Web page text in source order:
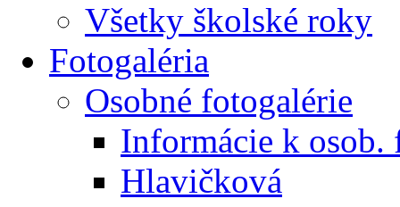
Všetky školské roky
Fotogaléria
Osobné fotogalérie
Informácie k osob.
Hlavičková